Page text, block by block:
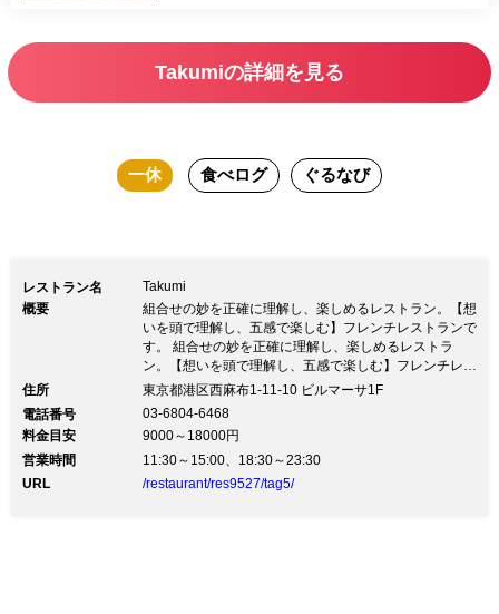
Takumiの詳細を見る
一休 食べログ ぐるなび
レストラン名
Takumi
概要
組合せの妙を正確に理解し、楽しめるレストラン。【想
いを頭で理解し、五感で楽しむ】フレンチレストランで
す。 組合せの妙を正確に理解し、楽しめるレストラ
ン。【想いを頭で理解し、五感で楽しむ】フレンチレス
トランです。なんとなくな雰囲気や空気に流されて、
だけでは、 コースの終盤には前菜の記憶など殆ど残り
ません。 それは、お客様にも作り手にも残念なことだ
と思います。 故に、当店ではできるだけシェフの想い
を伝えていこうと考えています。 【Takumi】では、料
住所
東京都港区西麻布1-11-10 ビルマーサ1F
電話番号
03-6804-6468
料金目安
9000～18000円
営業時間
11:30～15:00、18:30～23:30
URL
/restaurant/res9527/tag5/